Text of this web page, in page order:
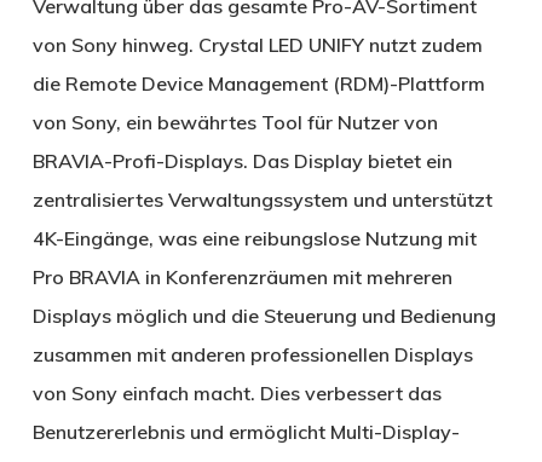
Verwaltung über das gesamte Pro-AV-Sortiment
von Sony hinweg. Crystal LED UNIFY nutzt zudem
die Remote Device Management (RDM)-Plattform
von Sony, ein bewährtes Tool für Nutzer von
BRAVIA-Profi-Displays. Das Display bietet ein
zentralisiertes Verwaltungssystem und unterstützt
4K-Eingänge, was eine reibungslose Nutzung mit
Pro BRAVIA in Konferenzräumen mit mehreren
Displays möglich und die Steuerung und Bedienung
zusammen mit anderen professionellen Displays
von Sony einfach macht. Dies verbessert das
Benutzererlebnis und ermöglicht Multi-Display-